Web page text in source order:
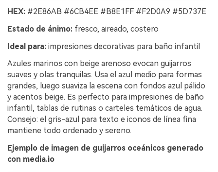
HEX: #2E86AB #6CB4EE #B8E1FF #F2D0A9 #5D737E
Estado de ánimo: fresco, aireado, costero
Ideal para: impresiones decorativas para baño infantil
Azules marinos con beige arenoso evocan guijarros
suaves y olas tranquilas. Usa el azul medio para formas
grandes, luego suaviza la escena con fondos azul pálido
y acentos beige. Es perfecto para impresiones de baño
infantil, tablas de rutinas o carteles temáticos de agua.
Consejo: el gris-azul para texto e iconos de línea fina
mantiene todo ordenado y sereno.
Ejemplo de imagen de guijarros oceánicos generado
con media.io